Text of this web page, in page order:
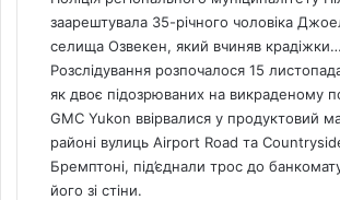
заарештувала 35-річного чоловіка
селища Озвекен, який вчиняв
Розслідування розпочалося 15
як двоє підозрюваних на викраденому
GMC Yukon ввірвалися у продуктовий
районі вулиць Airport Road та
Бремптоні, під’єднали трос до
його зі стіни.